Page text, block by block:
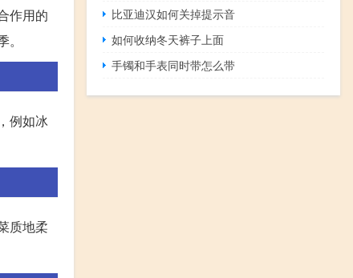
作用的
例如冰
质地柔
比亚迪汉如何关掉提示音
如何收纳冬天裤子上面
手镯和手表同时带怎么带